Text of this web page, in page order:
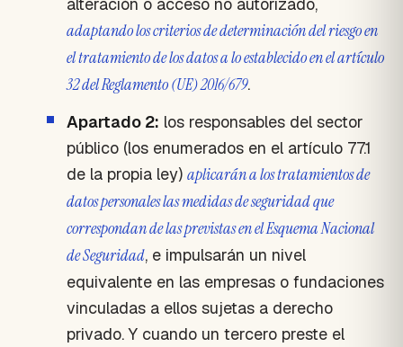
adaptando los criterios de determinación del riesgo en
el tratamiento de los datos a lo establecido en el artículo
32 del Reglamento (UE) 2016/679.
Apartado 2: los responsables del sector
público (los enumerados en el artículo 77.1
de la propia ley) aplicarán a los tratamientos de
datos personales las medidas de seguridad que
correspondan de las previstas en el Esquema Nacional
de Seguridad, e impulsarán un nivel
equivalente en las empresas o fundaciones
vinculadas a ellos sujetas a derecho
privado. Y cuando un tercero preste el